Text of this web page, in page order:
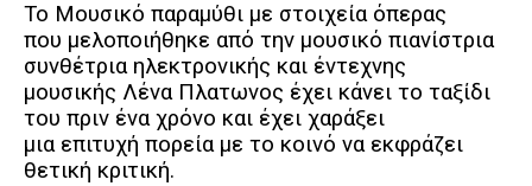
Το Μουσικό παραμύθι με στοιχεία όπερας
που μελοποιήθηκε από την μουσικό πιανίστρια
συνθέτρια ηλεκτρονικής και έντεχνης
μουσικής Λένα Πλατωνος έχει κάνει το ταξίδι
του πριν ένα χρόνο και έχει χαράξει
μια επιτυχή πορεία με το κοινό να εκφράζει
θετική κριτική.